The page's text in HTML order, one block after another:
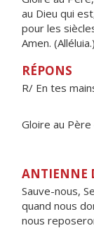
au Dieu qui
pour les
Amen. (Alléluia.)
RÉPONS
R/ En tes
Gloire au
ANTIENNE
Sauve-nous,
quand nous
nous